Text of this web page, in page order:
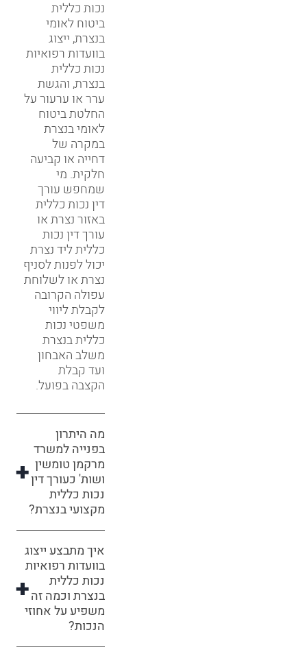
נכות כללית
ביטוח לאומי
בנצרת, ייצוג
בוועדות רפואיות
נכות כללית
בנצרת, והגשת
ערר או ערעור על
החלטת ביטוח
לאומי בנצרת
במקרה של
דחייה או קביעה
חלקית. מי
שמחפש עורך
דין נכות כללית
באזור נצרת או
עורך דין נכות
כללית ליד נצרת
יכול לפנות לסניף
נצרת או לשלוחת
עפולה הקרובה
לקבלת ליווי
משפטי נכות
כללית בנצרת
משלב האבחון
ועד קבלת
הקצבה בפועל.
מה היתרון
בפנייה למשרד
מרקמן טומשין
ושות' כעורך דין
נכות כללית
מקצועי בנצרת?
איך מתבצע ייצוג
בוועדות רפואיות
נכות כללית
בנצרת וכמה זה
משפיע על אחוזי
הנכות?